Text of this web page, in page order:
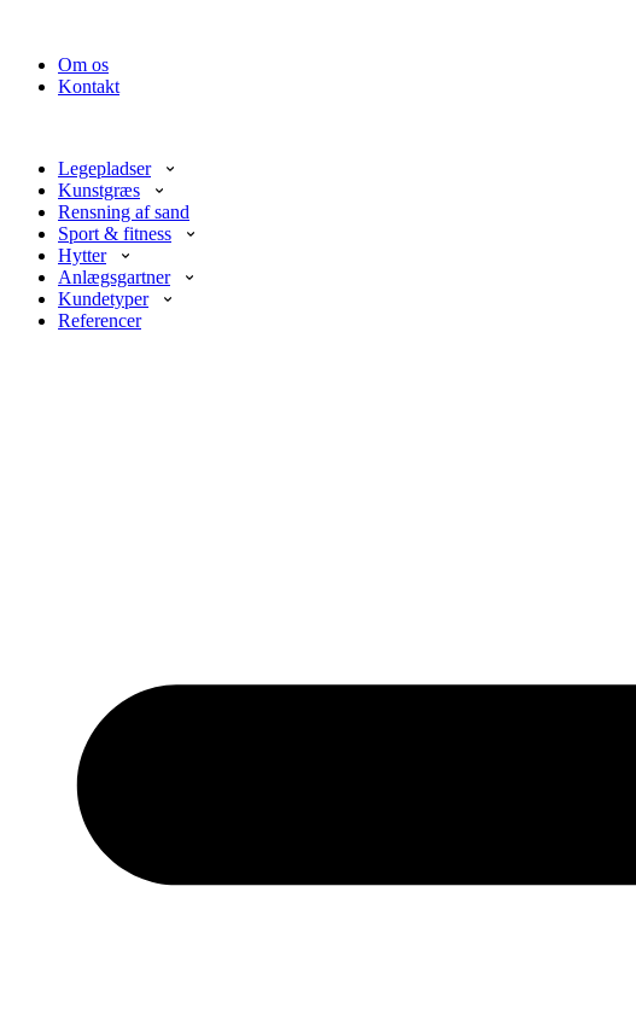
Om os
Kontakt
Legepladser
Kunstgræs
Rensning af sand
Sport & fitness
Hytter
Anlægsgartner
Kundetyper
Referencer